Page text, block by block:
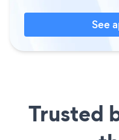
See
Trusted